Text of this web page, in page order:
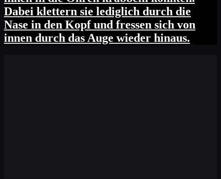
Dabei klettern sie lediglich durch die
Nase in den Kopf und fressen sich von
innen durch das Auge wieder hinaus.